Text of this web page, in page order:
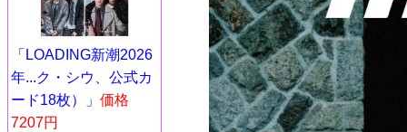
「LOADING新潮2026
年...ク・シウ、公式カ
ード18枚）」 価格
7207円